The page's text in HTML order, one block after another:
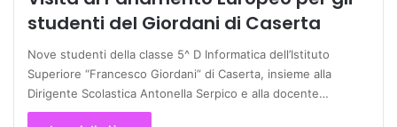
studenti del Giordani di Caserta
Nove studenti della classe 5^ D Informatica dell’Istituto
Superiore “Francesco Giordani” di Caserta, insieme alla
Dirigente Scolastica Antonella Serpico e alla docente…